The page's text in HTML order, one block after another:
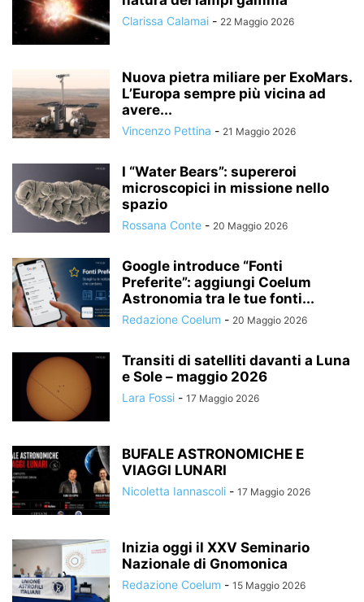
Clarissa Calamai - 22 Maggio 2026
Nuova pietra miliare per ExoMars.
L’Europa sempre più vicina ad
avere...
Vincenzo Pettina - 21 Maggio 2026
I “Water Bears”: supereroi
microscopici in missione nello
spazio
Rossana Conte - 20 Maggio 2026
Google introduce “Fonti
Preferite”: aggiungi Coelum
Astronomia tra le tue fonti...
Redazione Coelum - 20 Maggio 2026
Transiti di satelliti davanti a Luna
e Sole – maggio 2026
Lara Fossi - 17 Maggio 2026
BUFALE ASTRONOMICHE E
VIAGGI LUNARI
Nicoletta Iannascoli - 17 Maggio 2026
Inizia oggi il XXV Seminario
Nazionale di Gnomonica
Redazione Coelum - 15 Maggio 2026